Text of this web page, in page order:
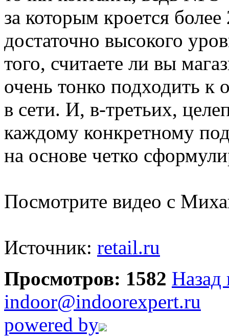
за которым кроется
достаточно высокого
того, считаете ли вы
очень тонко подходить к
в сети. И, в-третьих,
каждому конкретному
на основе четко
Посмотрите видео с
Источник: retail.ru
Просмотров: 1582 Назад
indoor@indoorexpert.ru
powered by